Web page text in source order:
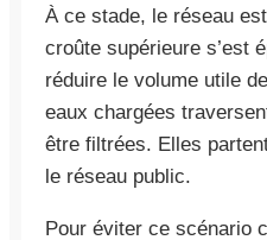
À ce stade, le réseau
croûte supérieure s’est
réduire le volume utile
eaux chargées
être filtrées. Elles
le réseau public.
Pour éviter ce scénario